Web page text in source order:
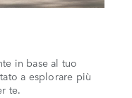
in base al tuo
a esplorare più
te.